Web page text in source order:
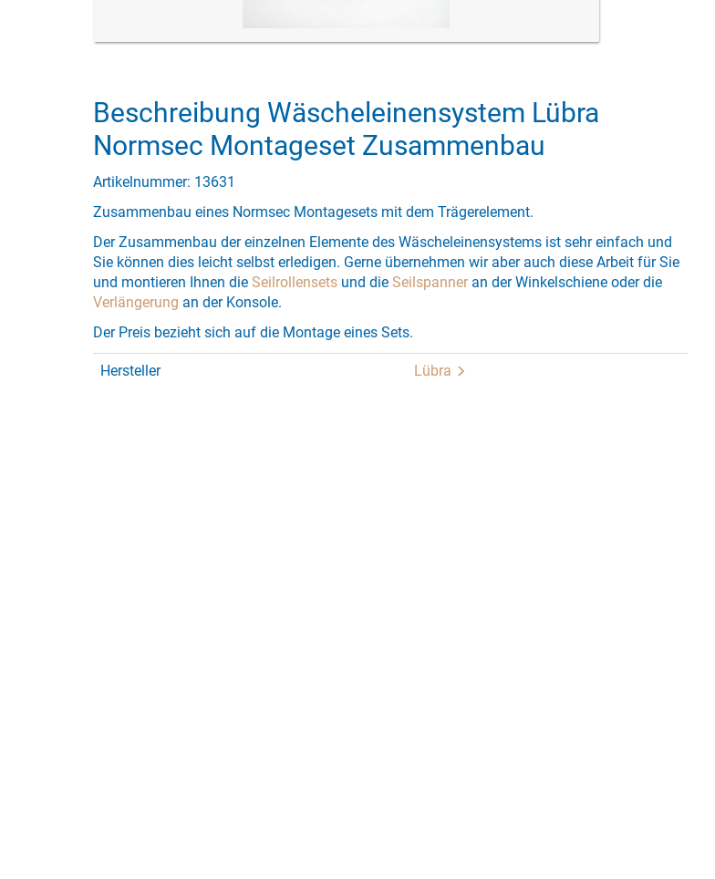
Beschreibung Wäscheleinensystem Lübra
Normsec Montageset Zusammenbau
Artikelnummer: 13631
Zusammenbau eines Normsec Montagesets mit dem Trägerelement.
Der Zusammenbau der einzelnen Elemente des Wäscheleinensystems ist sehr einfach und
Sie können dies leicht selbst erledigen. Gerne übernehmen wir aber auch diese Arbeit für Sie
und montieren Ihnen die Seilrollensets und die Seilspanneran der Winkelschiene oder die
Verlängerung an der Konsole.
Der Preis bezieht sich auf die Montage eines Sets.
Hersteller Lübra